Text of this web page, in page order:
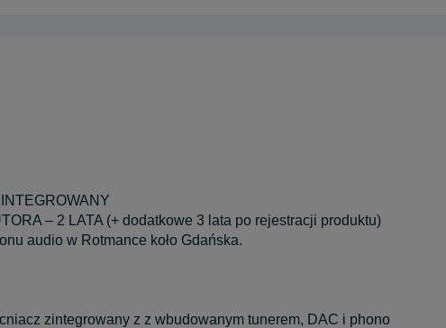
– 2 LATA (+ dodatkowe 3 lata po rejestracji produktu)
audio w Rotmance koło Gdańska.
zintegrowany z z wbudowanym tunerem, DAC i phono